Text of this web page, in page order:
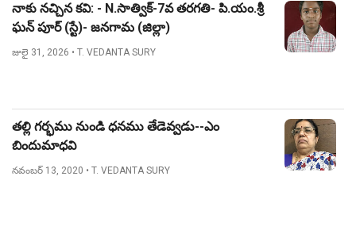
నాకు నచ్చిన కవి: - N.సాత్విక్-7వ తరగతి- పి.యం.శ్రీ
ఘన్ పూర్ (స్టే)- జనగామ (జిల్లా)
జులై 31, 2026 • T. VEDANTA SURY
తల్లి గర్భము నుండి ధనము తేడెవ్వడు--ఎం
బిందుమాధవి
నవంబర్ 13, 2020 • T. VEDANTA SURY